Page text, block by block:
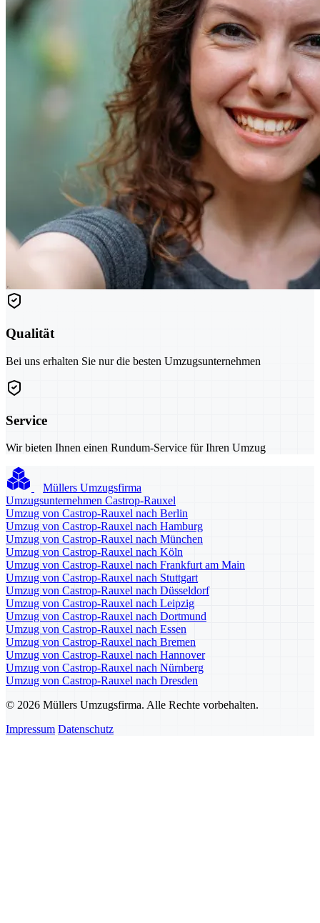
Qualität
Bei uns erhalten Sie nur die besten Umzugsunternehmen
Service
Wir bieten Ihnen einen Rundum-Service für Ihren Umzug
Müllers Umzugsfirma
Umzugsunternehmen Castrop-Rauxel
Umzug von Castrop-Rauxel nach Berlin
Umzug von Castrop-Rauxel nach Hamburg
Umzug von Castrop-Rauxel nach München
Umzug von Castrop-Rauxel nach Köln
Umzug von Castrop-Rauxel nach Frankfurt am Main
Umzug von Castrop-Rauxel nach Stuttgart
Umzug von Castrop-Rauxel nach Düsseldorf
Umzug von Castrop-Rauxel nach Leipzig
Umzug von Castrop-Rauxel nach Dortmund
Umzug von Castrop-Rauxel nach Essen
Umzug von Castrop-Rauxel nach Bremen
Umzug von Castrop-Rauxel nach Hannover
Umzug von Castrop-Rauxel nach Nürnberg
Umzug von Castrop-Rauxel nach Dresden
© 2026 Müllers Umzugsfirma. Alle Rechte vorbehalten.
Impressum Datenschutz